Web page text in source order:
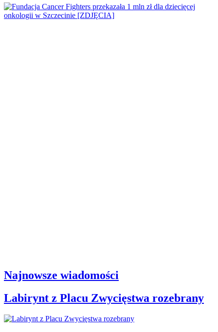
Najnowsze wiadomości
Labirynt z Placu Zwycięstwa rozebrany